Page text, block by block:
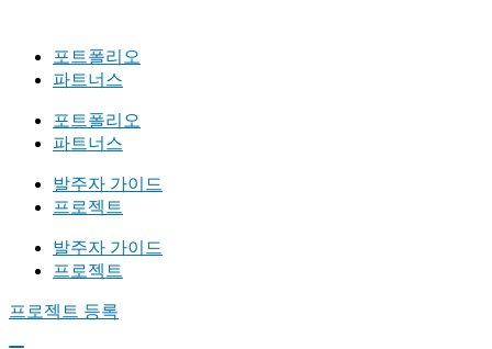
포트폴리오
파트너스
포트폴리오
파트너스
발주자 가이드
프로젝트
발주자 가이드
프로젝트
프로젝트 등록